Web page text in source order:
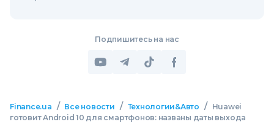
Подпишитесь на нас
Finance.ua / Все новости / Технологии&Авто /
Huawei
готовит Android 10 для смартфонов: названы даты выхода